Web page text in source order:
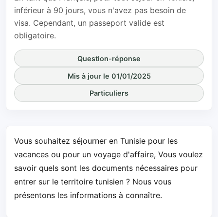
inférieur à 90 jours, vous n'avez pas besoin de
visa. Cependant, un passeport valide est
obligatoire.
Question-réponse
Mis à jour le 01/01/2025
Particuliers
Vous souhaitez séjourner en Tunisie pour les
vacances ou pour un voyage d'affaire, Vous voulez
savoir quels sont les documents nécessaires pour
entrer sur le territoire tunisien ? Nous vous
présentons les informations à connaître.